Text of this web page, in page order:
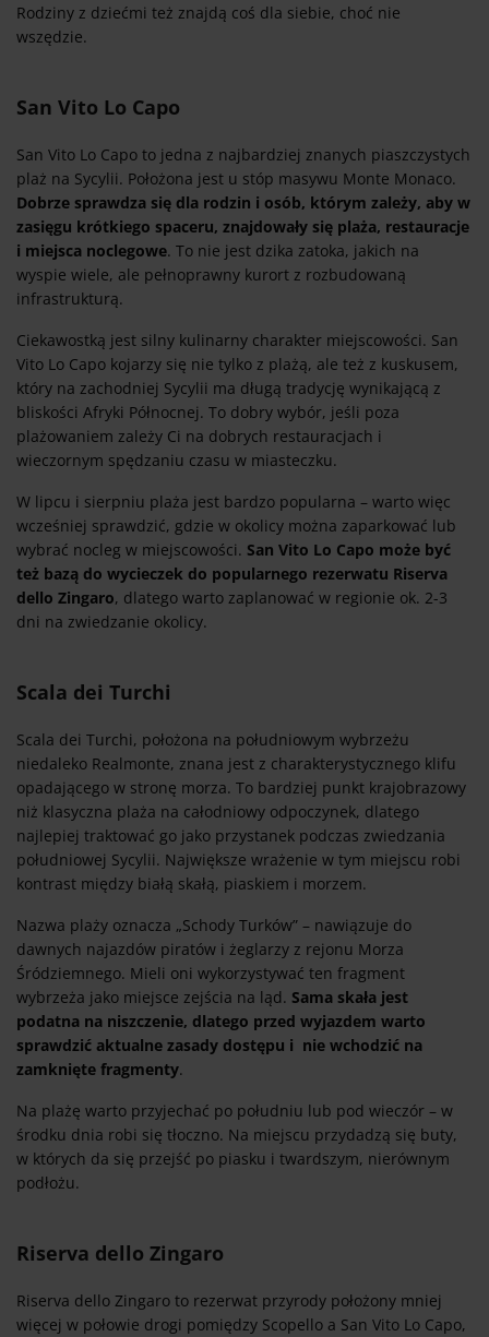
Rodziny z dziećmi też znajdą coś dla siebie, choć nie
wszędzie.
San Vito Lo Capo
San Vito Lo Capo to jedna z najbardziej znanych piaszczystych
plaż na Sycylii. Położona jest u stóp masywu Monte Monaco.
Dobrze sprawdza się dla rodzin i osób, którym zależy, aby w
zasięgu krótkiego spaceru, znajdowały się plaża, restauracje
i miejsca noclegowe. To nie jest dzika zatoka, jakich na
wyspie wiele, ale pełnoprawny kurort z rozbudowaną
infrastrukturą.
Ciekawostką jest silny kulinarny charakter miejscowości. San
Vito Lo Capo kojarzy się nie tylko z plażą, ale też z kuskusem,
który na zachodniej Sycylii ma długą tradycję wynikającą z
bliskości Afryki Północnej. To dobry wybór, jeśli poza
plażowaniem zależy Ci na dobrych restauracjach i
wieczornym spędzaniu czasu w miasteczku.
W lipcu i sierpniu plaża jest bardzo popularna – warto więc
wcześniej sprawdzić, gdzie w okolicy można zaparkować lub
wybrać nocleg w miejscowości. San Vito Lo Capo może być
też bazą do wycieczek do popularnego rezerwatu Riserva
dello Zingaro, dlatego warto zaplanować w regionie ok. 2-3
dni na zwiedzanie okolicy.
Scala dei Turchi
Scala dei Turchi, położona na południowym wybrzeżu
niedaleko Realmonte, znana jest z charakterystycznego klifu
opadającego w stronę morza. To bardziej punkt krajobrazowy
niż klasyczna plaża na całodniowy odpoczynek, dlatego
najlepiej traktować go jako przystanek podczas zwiedzania
południowej Sycylii. Największe wrażenie w tym miejscu robi
kontrast między białą skałą, piaskiem i morzem.
Nazwa plaży oznacza „Schody Turków” – nawiązuje do
dawnych najazdów piratów i żeglarzy z rejonu Morza
Śródziemnego. Mieli oni wykorzystywać ten fragment
wybrzeża jako miejsce zejścia na ląd. Sama skała jest
podatna na niszczenie, dlatego przed wyjazdem warto
sprawdzić aktualne zasady dostępu i nie wchodzić na
zamknięte fragmenty.
Na plażę warto przyjechać po południu lub pod wieczór – w
środku dnia robi się tłoczno. Na miejscu przydadzą się buty,
w których da się przejść po piasku i twardszym, nierównym
podłożu.
Riserva dello Zingaro
Riserva dello Zingaro to rezerwat przyrody położony mniej
więcej w połowie drogi pomiędzy Scopello a San Vito Lo Capo,